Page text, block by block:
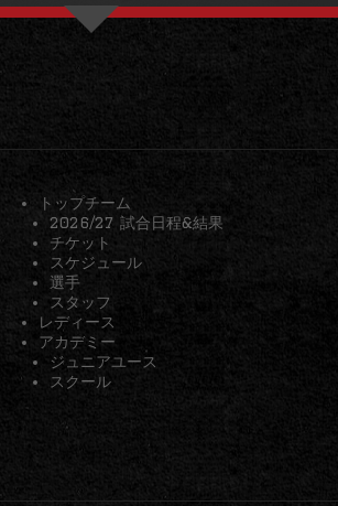
トップチーム
2026/27 試合日程&結果
チケット
スケジュール
選手
スタッフ
レディース
アカデミー
ジュニアユース
スクール